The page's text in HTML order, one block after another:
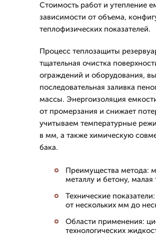
Стоимость работ и утепление
зависимости от объема,
теплофизических показателей.
Процесс теплозащиты
тщательная очистка
ограждений и оборудования,
последовательная заливка
массы. Энергоизоляция
от промерзания и снижает
учитываем температурные
в мм, а также химическую
бака.
Преимущества метода:
металлу и бетону, малая
Технические
от нескольких мм до
Области применения:
технологических